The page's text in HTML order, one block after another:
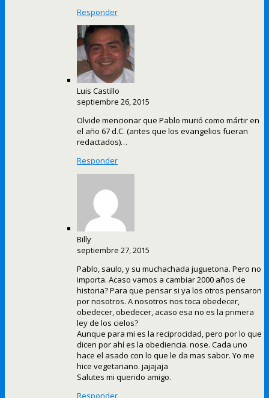
Responder
Luis Castillo
septiembre 26, 2015
Olvide mencionar que Pablo murió como mártir en
el año 67 d.C. (antes que los evangelios fueran
redactados)…
Responder
Billy
septiembre 27, 2015
Pablo, saulo, y su muchachada juguetona. Pero no
importa. Acaso vamos a cambiar 2000 años de
historia? Para que pensar si ya los otros pensaron
por nosotros. A nosotros nos toca obedecer,
obedecer, obedecer, acaso esa no es la primera
ley de los cielos?
Aunque para mi es la reciprocidad, pero por lo que
dicen por ahí es la obediencia. nose. Cada uno
hace el asado con lo que le da mas sabor. Yo me
hice vegetariano. jajajaja
Salutes mi querido amigo.
Responder